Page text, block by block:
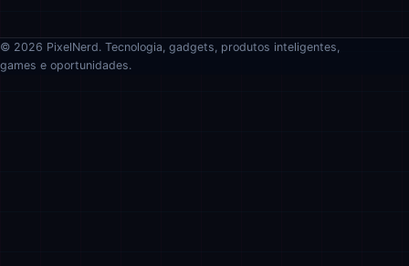
© 2026 PixelNerd. Tecnologia, gadgets, produtos inteligentes,
games e oportunidades.